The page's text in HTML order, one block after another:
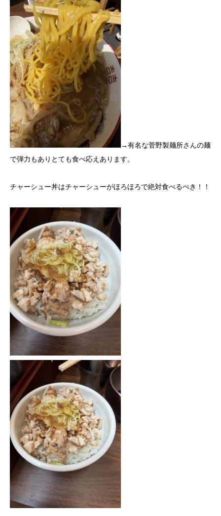
→有名な菅野製麺所さんの麺
で弾力もありとても食べ応えあります。
チャーシュー丼はチャーシューがほろほろで絶対食べるべき！！